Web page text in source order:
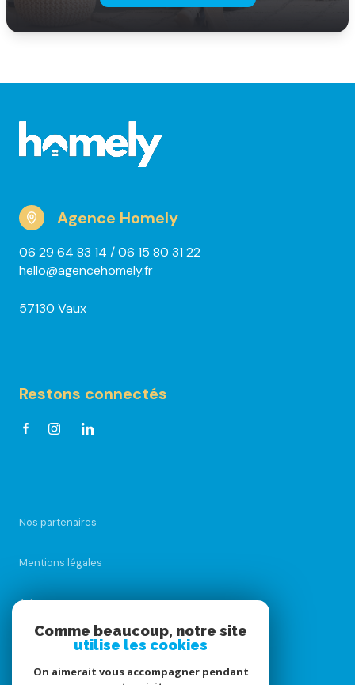
Agence Homely
06 29 64 83 14 / 06 15 80 31 22
hello@agencehomely.fr
57130 Vaux
Restons connectés
Nos partenaires
Mentions légales
Admin
Nos honoraires
Comme beaucoup, notre site
utilise les cookies
On aimerait vous accompagner pendant